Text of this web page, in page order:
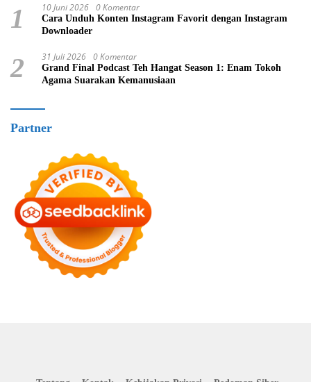
1 10 Juni 2026 0 Komentar
Cara Unduh Konten Instagram Favorit dengan Instagram
Downloader
2 31 Juli 2026 0 Komentar
Grand Final Podcast Teh Hangat Season 1: Enam Tokoh
Agama Suarakan Kemanusiaan
Partner